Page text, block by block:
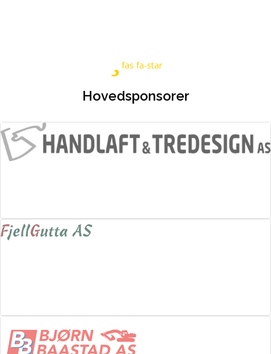
fas fa-star
Hovedsponsorer